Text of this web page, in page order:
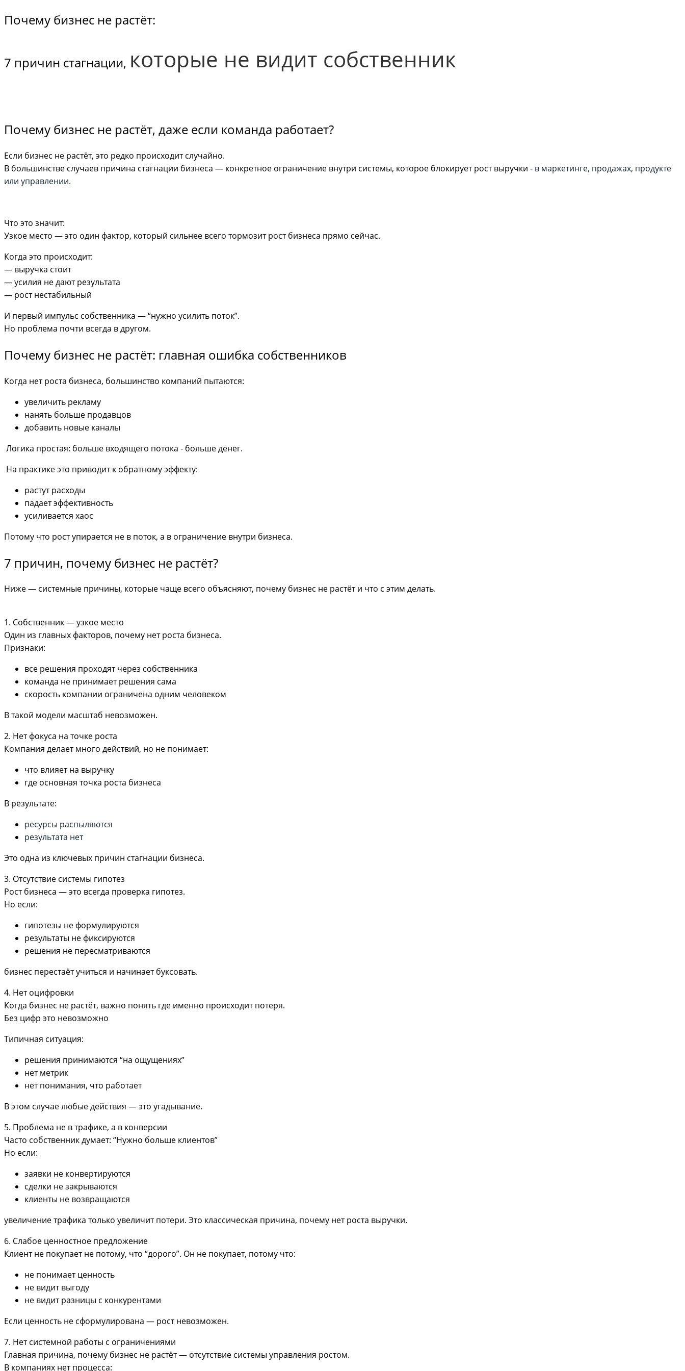
Почему бизнес не растёт:
7 причин стагнации, которые не видит собственник
Почему бизнес не растёт, даже если команда работает?
Если бизнес не растёт, это редко происходит случайно.
В большинстве случаев причина стагнации бизнеса — конкретное ограничение внутри системы, которое блокирует рост выручки - в маркетинге, продажах, продукте
или управлении.
Что это значит:
Узкое место — это один фактор, который сильнее всего тормозит рост бизнеса прямо сейчас.
Когда это происходит:
— выручка стоит
— усилия не дают результата
— рост нестабильный
И первый импульс собственника — “нужно усилить поток”.
Но проблема почти всегда в другом.
Почему бизнес не растёт: главная ошибка собственников
Когда нет роста бизнеса, большинство компаний пытаются:
увеличить рекламу
нанять больше продавцов
добавить новые каналы
Логика простая: больше входящего потока - больше денег.
На практике это приводит к обратному эффекту:
растут расходы
падает эффективность
усиливается хаос
Потому что рост упирается не в поток, а в ограничение внутри бизнеса.
7 причин, почему бизнес не растёт?
Ниже — системные причины, которые чаще всего объясняют, почему бизнес не растёт и что с этим делать.
1. Собственник — узкое место
Один из главных факторов, почему нет роста бизнеса.
Признаки:
все решения проходят через собственника
команда не принимает решения сама
скорость компании ограничена одним человеком
В такой модели масштаб невозможен.
2. Нет фокуса на точке роста
Компания делает много действий, но не понимает:
что влияет на выручку
где основная точка роста бизнеса
В результате:
ресурсы распыляются
результата нет
Это одна из ключевых причин стагнации бизнеса.
3. Отсутствие системы гипотез
Рост бизнеса — это всегда проверка гипотез.
Но если:
гипотезы не формулируются
результаты не фиксируются
решения не пересматриваются
бизнес перестаёт учиться и начинает буксовать.
4. Нет оцифровки
Когда бизнес не растёт, важно понять где именно происходит потеря.
Без цифр это невозможно
Типичная ситуация:
решения принимаются “на ощущениях”
нет метрик
нет понимания, что работает
В этом случае любые действия — это угадывание.
5. Проблема не в трафике, а в конверсии
Часто собственник думает: “Нужно больше клиентов”
Но если:
заявки не конвертируются
сделки не закрываются
клиенты не возвращаются
увеличение трафика только увеличит потери. Это классическая причина, почему нет роста выручки.
6. Слабое ценностное предложение
Клиент не покупает не потому, что “дорого”. Он не покупает, потому что:
не понимает ценность
не видит выгоду
не видит разницы с конкурентами
Если ценность не сформулирована — рост невозможен.
7. Нет системной работы с ограничениями
Главная причина, почему бизнес не растёт — отсутствие системы управления ростом.
В компаниях нет процесса: